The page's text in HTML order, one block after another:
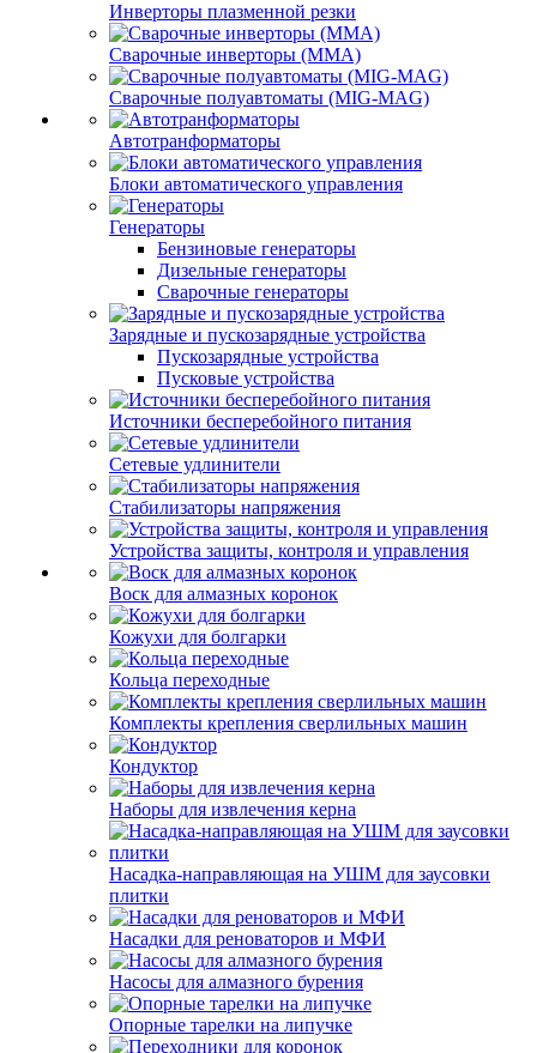
Инверторы плазменной резки
Сварочные инверторы (MMA)
Сварочные полуавтоматы (MIG-MAG)
Автотранформаторы
Блоки автоматического управления
Генераторы
Бензиновые генераторы
Дизельные генераторы
Сварочные генераторы
Зарядные и пускозарядные устройства
Пускозарядные устройства
Пусковые устройства
Источники бесперебойного питания
Сетевые удлинители
Стабилизаторы напряжения
Устройства защиты, контроля и управления
Воск для алмазных коронок
Кожухи для болгарки
Кольца переходные
Комплекты крепления сверлильных машин
Кондуктор
Наборы для извлечения керна
Насадка-направляющая на УШМ для заусовки
плитки
Насадки для реноваторов и МФИ
Насосы для алмазного бурения
Опорные тарелки на липучке